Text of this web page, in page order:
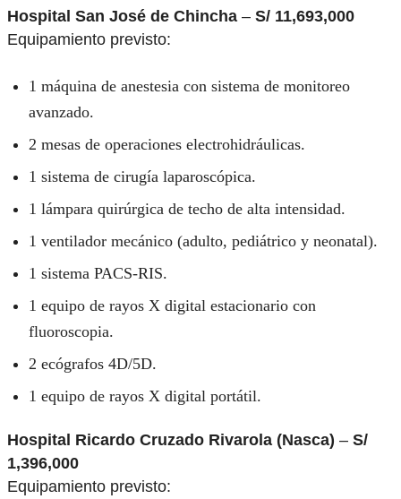
Hospital San José de Chincha – S/ 11,693,000
Equipamiento previsto:
1 máquina de anestesia con sistema de monitoreo
avanzado.
2 mesas de operaciones electrohidráulicas.
1 sistema de cirugía laparoscópica.
1 lámpara quirúrgica de techo de alta intensidad.
1 ventilador mecánico (adulto, pediátrico y neonatal).
1 sistema PACS-RIS.
1 equipo de rayos X digital estacionario con
fluoroscopia.
2 ecógrafos 4D/5D.
1 equipo de rayos X digital portátil.
Hospital Ricardo Cruzado Rivarola (Nasca) – S/
1,396,000
Equipamiento previsto: